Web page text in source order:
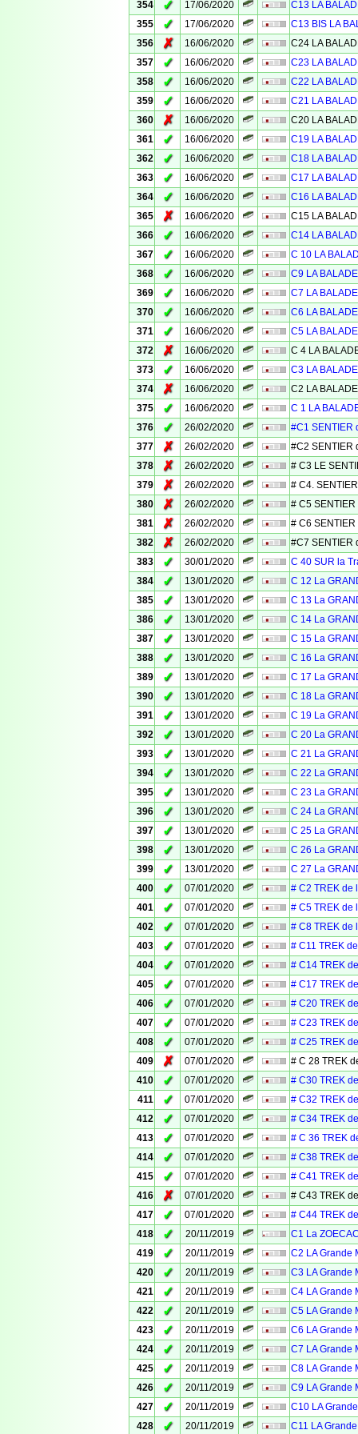
354
✓ 17/06/2020
C13 LA
355
✓ 17/06/2020
C13 BIS LA
356
✗ 16/06/2020
C24 LA
357
✓ 16/06/2020
C23 LA
358
✓ 16/06/2020
C22 LA
359
✓ 16/06/2020
C21 LA
360
✗ 16/06/2020
C20 LA
361
✓ 16/06/2020
C19 LA
362
✓ 16/06/2020
C18 LA
363
✓ 16/06/2020
C17 LA
364
✓ 16/06/2020
C16 LA
365
✗ 16/06/2020
C15 LA
366
✓ 16/06/2020
C14 LA
367
✓ 16/06/2020
C 10 LA
368
✓ 16/06/2020
C9 LA
369
✓ 16/06/2020
C7 LA
370
✓ 16/06/2020
C6 LA
371
✓ 16/06/2020
C5 LA
372
✗ 16/06/2020
C 4 LA
373
✓ 16/06/2020
C3 LA
374
✗ 16/06/2020
C2 LA
375
✓ 16/06/2020
C 1 LA
376
✓ 26/02/2020
#C1 SENTIER
377
✗ 26/02/2020
#C2 SENTIER
378
✗ 26/02/2020
# C3 LE
379
✗ 26/02/2020
# C4.
380
✗ 26/02/2020
# C5
381
✗ 26/02/2020
# C6 SENTIER
382
✗ 26/02/2020
#C7 SENTIER
383
✓ 30/01/2020
C 40 SUR la
384
✓ 13/01/2020
C 12 La
385
✓ 13/01/2020
C 13 La
386
✓ 13/01/2020
C 14 La
387
✓ 13/01/2020
C 15 La
388
✓ 13/01/2020
C 16 La
389
✓ 13/01/2020
C 17 La
390
✓ 13/01/2020
C 18 La
391
✓ 13/01/2020
C 19 La
392
✓ 13/01/2020
C 20 La
393
✓ 13/01/2020
C 21 La
394
✓ 13/01/2020
C 22 La
395
✓ 13/01/2020
C 23 La
396
✓ 13/01/2020
C 24 La
397
✓ 13/01/2020
C 25 La
398
✓ 13/01/2020
C 26 La
399
✓ 13/01/2020
C 27 La
400
✓ 07/01/2020
# C2 TREK de
401
✓ 07/01/2020
# C5 TREK de
402
✓ 07/01/2020
# C8 TREK de
403
✓ 07/01/2020
# C11 TREK
404
✓ 07/01/2020
# C14 TREK
405
✓ 07/01/2020
# C17 TREK
406
✓ 07/01/2020
# C20 TREK
407
✓ 07/01/2020
# C23 TREK
408
✓ 07/01/2020
# C25 TREK
409
✗ 07/01/2020
# C 28 TREK
410
✓ 07/01/2020
# C30 TREK
411
✓ 07/01/2020
# C32 TREK
412
✓ 07/01/2020
# C34 TREK
413
✓ 07/01/2020
# C 36 TREK
414
✓ 07/01/2020
# C38 TREK
415
✓ 07/01/2020
# C41 TREK
416
✗ 07/01/2020
# C43 TREK
417
✓ 07/01/2020
# C44 TREK
418
✓ 20/11/2019
C1 La
419
✓ 20/11/2019
C2 LA Grande
420
✓ 20/11/2019
C3 LA Grande
421
✓ 20/11/2019
C4 LA Grande
422
✓ 20/11/2019
C5 LA Grande
423
✓ 20/11/2019
C6 LA Grande
424
✓ 20/11/2019
C7 LA Grande
425
✓ 20/11/2019
C8 LA Grande
426
✓ 20/11/2019
C9 LA Grande
427
✓ 20/11/2019
C10 LA
428
✓ 20/11/2019 C11 LA